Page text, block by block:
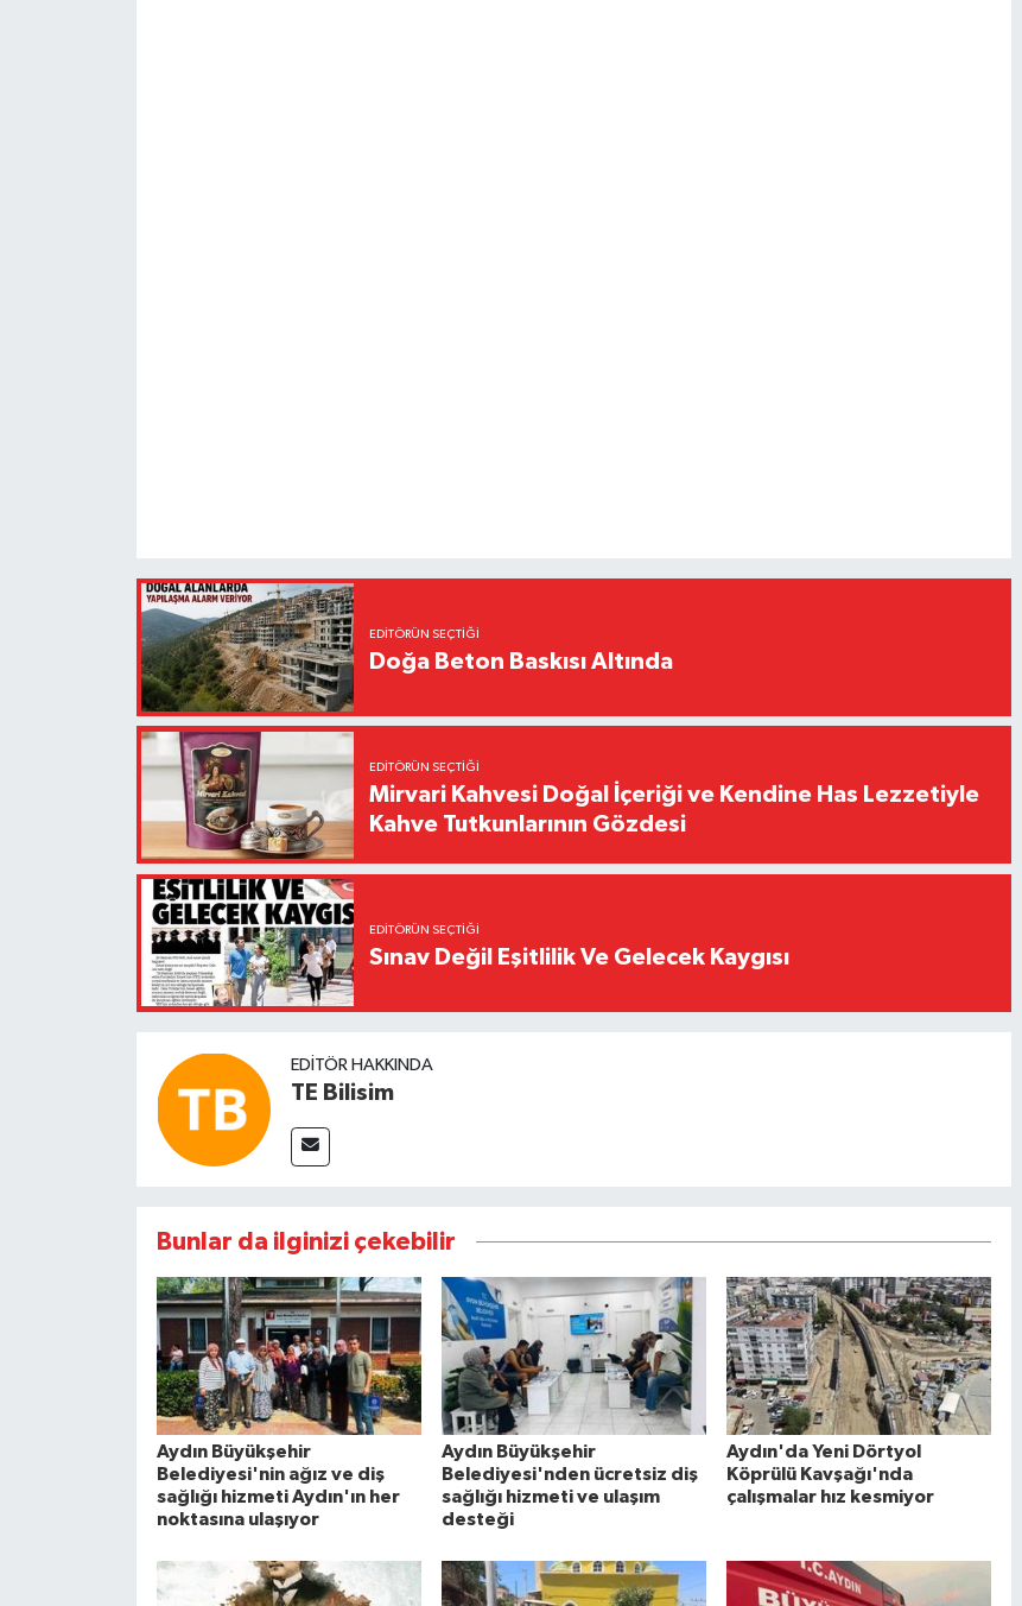
EDITÖRÜN SEÇTIĞI
Doğa Beton Baskısı Altında
EDITÖRÜN SEÇTIĞI
Mirvari Kahvesi Doğal İçeriği ve Kendine Has Lezzetiyle
Kahve Tutkunlarının Gözdesi
EDITÖRÜN SEÇTIĞI
Sınav Değil Eşitlilik Ve Gelecek Kaygısı
EDITÖR HAKKINDA
TE Bilisim
Bunlar da ilginizi çekebilir
Aydın Büyükşehir
Belediyesi'nin ağız ve diş
sağlığı hizmeti Aydın'ın her
noktasına ulaşıyor
Aydın Büyükşehir
Belediyesi'nden ücretsiz diş
sağlığı hizmeti ve ulaşım
desteği
Aydın'da Yeni Dörtyol
Köprülü Kavşağı'nda
çalışmalar hız kesmiyor